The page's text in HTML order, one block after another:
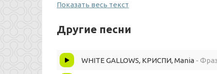
И что там дальше мне известно
Показать весь текст
Другие песни
WHITE GALLOWS, КРИСПИ, Mania -